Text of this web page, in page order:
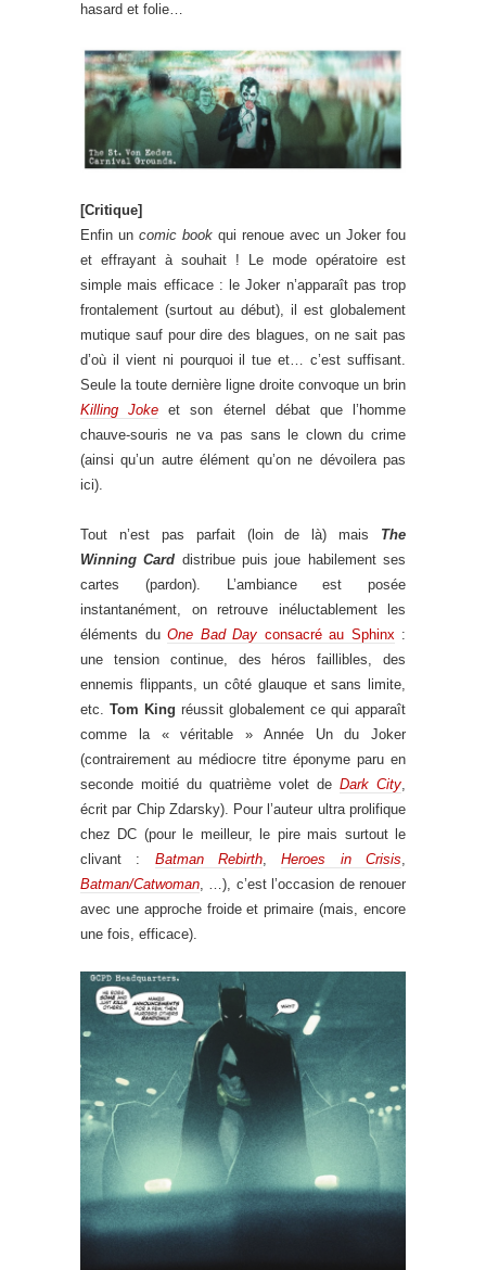
hasard et folie…
[Critique]
Enfin un comic book qui renoue avec un Joker fou
et effrayant à souhait ! Le mode opératoire est
simple mais efficace : le Joker n’apparaît pas trop
frontalement (surtout au début), il est globalement
mutique sauf pour dire des blagues, on ne sait pas
d’où il vient ni pourquoi il tue et… c’est suffisant.
Seule la toute dernière ligne droite convoque un brin
Killing Joke et son éternel débat que l’homme
chauve-souris ne va pas sans le clown du crime
(ainsi qu’un autre élément qu’on ne dévoilera pas
ici).
Tout n’est pas parfait (loin de là) mais The
Winning Card distribue puis joue habilement ses
cartes (pardon). L’ambiance est posée
instantanément, on retrouve inéluctablement les
éléments du One Bad Day consacré au Sphinx:
une tension continue, des héros faillibles, des
ennemis flippants, un côté glauque et sans limite,
etc. Tom King réussit globalement ce qui apparaît
comme la « véritable » Année Un du Joker
(contrairement au médiocre titre éponyme paru en
seconde moitié du quatrième volet de Dark City,
écrit par Chip Zdarsky). Pour l’auteur ultra prolifique
chez DC (pour le meilleur, le pire mais surtout le
clivant : Batman Rebirth,Heroes in Crisis,
Batman/Catwoman, …), c’est l’occasion de renouer
avec une approche froide et primaire (mais, encore
une fois, efficace).